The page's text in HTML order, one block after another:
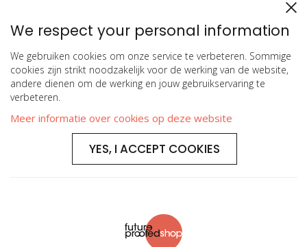
We respect your personal information
We gebruiken cookies om onze service te verbeteren. Sommige
cookies zijn strikt noodzakelijk voor de werking van de website,
andere dienen om de werking en jouw gebruikservaring te
verbeteren.
Meer informatie over cookies op deze website
YES, I ACCEPT COOKIES